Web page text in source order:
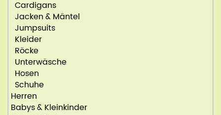
Cardigans
Jacken & Mäntel
Jumpsuits
Kleider
Röcke
Unterwäsche
Hosen
Schuhe
Herren
Babys & Kleinkinder